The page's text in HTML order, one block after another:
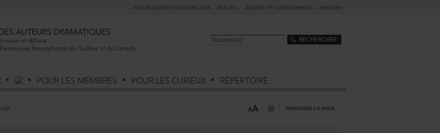
FOCUSQUÉBECAVIGNON2026 ACCUEIL ÉQUIPEETCOORDONNÉES ENGLISH
PARTAGERLAPAGE